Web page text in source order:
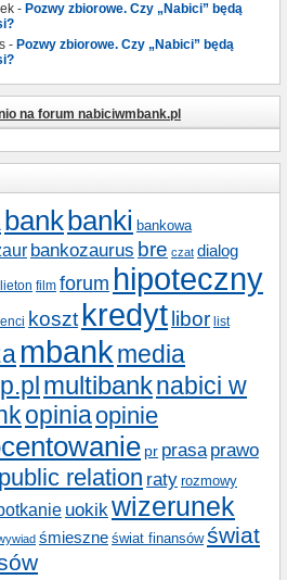
- Pozwy zbiorowe. Czy „Nabici” będą
- Pozwy zbiorowe. Czy „Nabici” będą
na forum nabiciwmbank.pl
bankbanki bankowa
bankozaurus bre czat dialog
film forum hipoteczny
koszt kredyt libor list
mbankmedia
multibanknabici w
opiniaopinie
pr prasa prawo
public relation raty rozmowy
uokikwizerunek
śmieszne świat finansów świat